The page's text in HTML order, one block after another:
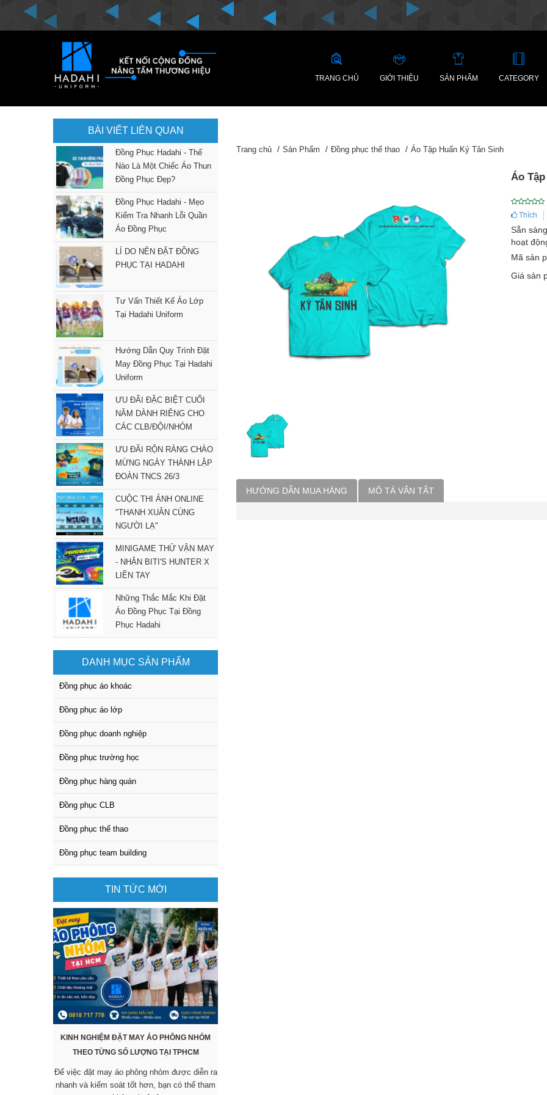
TRANG CHỦ GIỚI THIỆU SẢN PHẨM CATEGORY
BÀI VIẾT LIÊN QUAN
Đồng Phục Hadahi - Thế
Nào Là Một Chiếc Áo Thun
Đồng Phục Đẹp?
Đồng Phục Hadahi - Mẹo
Kiểm Tra Nhanh Lỗi Quần
Áo Đồng Phục
LÍ DO NÊN ĐẶT ĐỒNG
PHỤC TẠI HADAHI
Tư Vấn Thiết Kế Áo Lớp
Tại Hadahi Uniform
Hướng Dẫn Quy Trình Đặt
May Đồng Phục Tại Hadahi
Uniform
ƯU ĐÃI ĐẶC BIỆT CUỐI
NĂM DÀNH RIÊNG CHO
CÁC CLB/ĐỘI/NHÓM
ƯU ĐÃI RỘN RÀNG CHÀO
MỪNG NGÀY THÀNH LẬP
ĐOÀN TNCS 26/3
CUỘC THI ẢNH ONLINE
"THANH XUÂN CÙNG
NGƯỜI LẠ"
MINIGAME THỬ VẬN MAY
- NHẬN BITI'S HUNTER X
LIỀN TAY
Những Thắc Mắc Khi Đặt
Áo Đồng Phục Tại Đồng
Phục Hadahi
DANH MỤC SẢN PHẨM
Đồng phục áo khoác
Đồng phục áo lớp
Đồng phục doanh nghiệp
Đồng phục trường học
Đồng phục hàng quán
Đồng phục CLB
Đồng phục thể thao
Đồng phục team building
TIN TỨC MỚI
KINH NGHIỆM ĐẶT MAY ÁO PHÔNG NHÓM
THEO TỪNG SỐ LƯỢNG TẠI TPHCM
Để việc đặt may áo phông nhóm được diễn ra
nhanh và kiểm soát tốt hơn, bạn có thể tham
Trang chủ Sản Phẩm Đồng phục thể thao Áo Tập Huấn Kỷ Tân Sinh
Áo
Thích
Sẵn
hoạt
Mã sản
Giá sản
HƯỚNG DẪN MUA HÀNG MÔ TẢ VẮN TẮT